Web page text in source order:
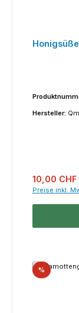
Hersteller:
10,00 CHF
Preise inkl.
%Rabatt